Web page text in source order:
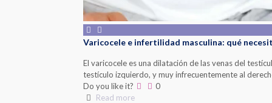
Varicocele e infertilidad masculina: qué
El varicocele es una dilatación de las venas del
testículo izquierdo, y muy infrecuentemente al
Do you like it?
0
Read more